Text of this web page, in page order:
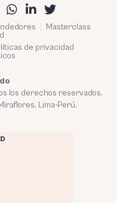
Masterclass
de privacidad
los derechos reservados.
Lima-Perú.